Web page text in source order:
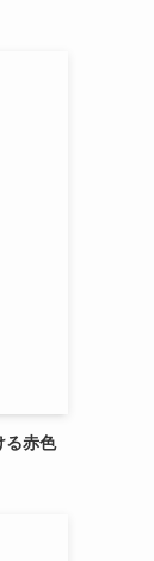
る赤色